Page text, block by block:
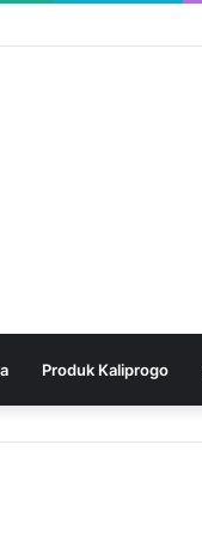
Produk Kaliprogo